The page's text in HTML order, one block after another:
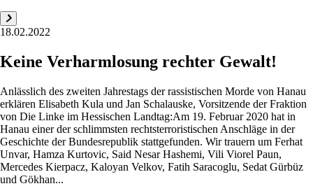
18.02.2022
Keine Verharmlosung rechter Gewalt!
Anlässlich des zweiten Jahrestags der rassistischen Morde von Hanau
erklären Elisabeth Kula und Jan Schalauske, Vorsitzende der Fraktion
von Die Linke im Hessischen Landtag:Am 19. Februar 2020 hat in
Hanau einer der schlimmsten rechtsterroristischen Anschläge in der
Geschichte der Bundesrepublik stattgefunden. Wir trauern um Ferhat
Unvar, Hamza Kurtovic, Said Nesar Hashemi, Vili Viorel Paun,
Mercedes Kierpacz, Kaloyan Velkov, Fatih Saracoglu, Sedat Gürbüz
und Gökhan...